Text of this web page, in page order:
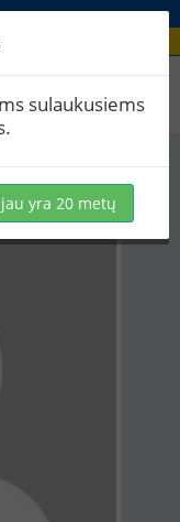
sulaukusiems
yra 20 metų